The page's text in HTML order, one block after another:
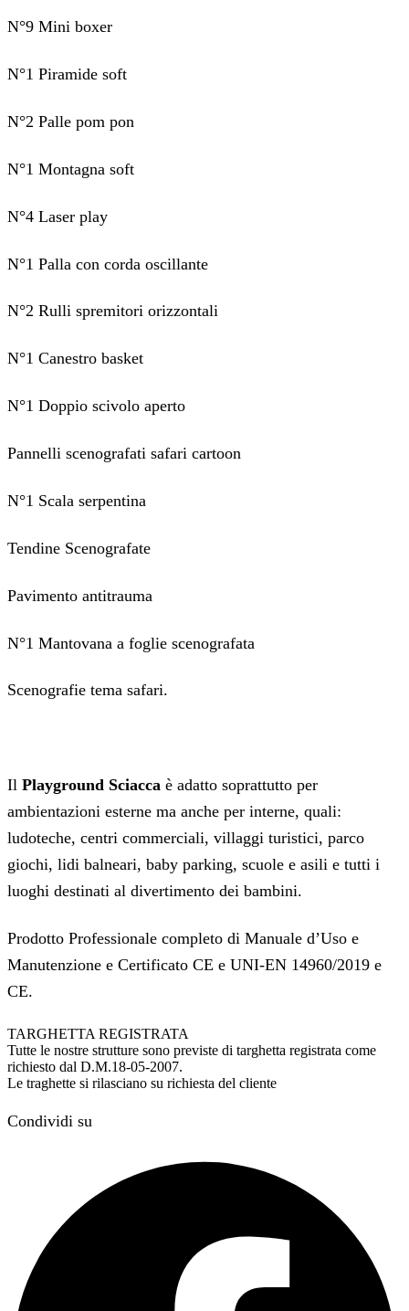
N°9 Mini boxer
N°1 Piramide soft
N°2 Palle pom pon
N°1 Montagna soft
N°4 Laser play
N°1 Palla con corda oscillante
N°2 Rulli spremitori orizzontali
N°1 Canestro basket
N°1 Doppio scivolo aperto
Pannelli scenografati safari cartoon
N°1 Scala serpentina
Tendine Scenografate
Pavimento antitrauma
N°1 Mantovana a foglie scenografata
Scenografie tema safari.
Il Playground Sciacca è adatto soprattutto per
ambientazioni esterne ma anche per interne, quali:
ludoteche, centri commerciali, villaggi turistici, parco
giochi, lidi balneari, baby parking, scuole e asili e tutti i
luoghi destinati al divertimento dei bambini.
Prodotto Professionale completo di Manuale d’Uso e
Manutenzione e Certificato CE e UNI-EN 14960/2019 e
CE.
TARGHETTA REGISTRATA
Tutte le nostre strutture sono previste di targhetta registrata come
richiesto dal D.M.18-05-2007.
Le traghette si rilasciano su richiesta del cliente
Condividi su